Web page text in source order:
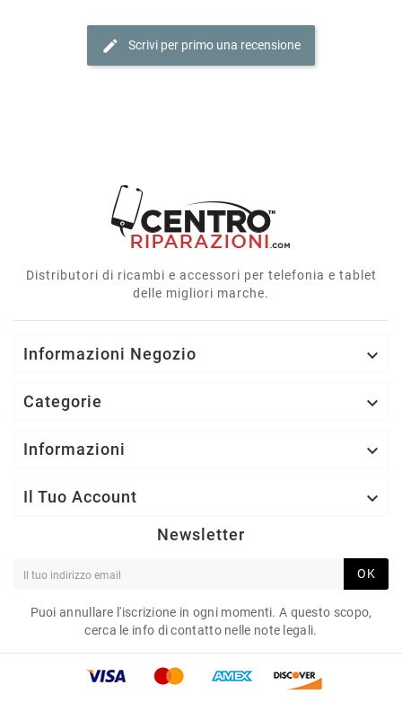
edit Scrivi per primo una recensione
Distributori di ricambi e accessori per telefonia e tablet
delle migliori marche.
Informazioni Negozio 
Categorie 
Informazioni 
Il Tuo Account 
Newsletter
OK
Puoi annullare l'iscrizione in ogni momenti. A questo scopo,
cerca le info di contatto nelle note legali.